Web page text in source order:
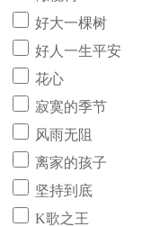
好大一棵树
好人一生平安
花心
寂寞的季节
风雨无阻
离家的孩子
坚持到底
K歌之王